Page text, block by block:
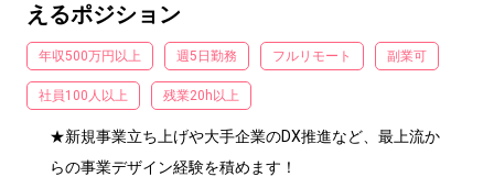
えるポジション
年収500万円以上 週5日勤務 フルリモート 副業可
社員100人以上 残業20h以上
★新規事業立ち上げや大手企業のDX推進など、最上流か
らの事業デザイン経験を積めます！